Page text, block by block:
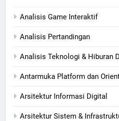
Analisis Game Interaktif
Analisis Pertandingan
Analisis Teknologi & Hiburan
Antarmuka Platform dan
Arsitektur Informasi Digital
Arsitektur Sistem &